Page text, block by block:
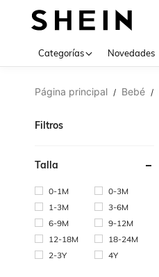
Categorías Novedades
Página principal / Bebé /
Filtros
Talla
0-1M
0-3M
1-3M
3-6M
6-9M
9-12M
12-18M
18-24M
2-3Y
4Y